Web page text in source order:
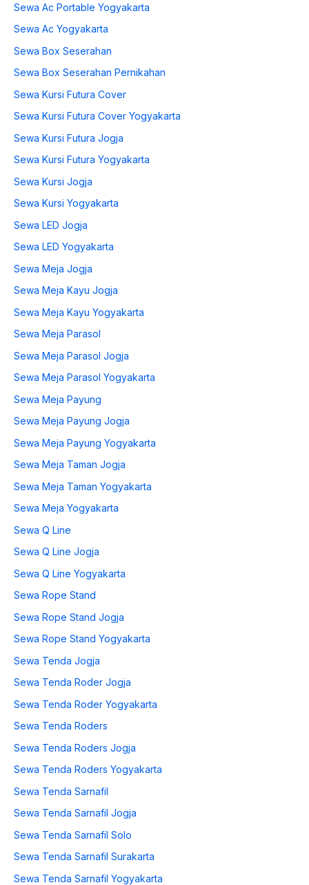
Sewa Ac Portable Yogyakarta
Sewa Ac Yogyakarta
Sewa Box Seserahan
Sewa Box Seserahan Pernikahan
Sewa Kursi Futura Cover
Sewa Kursi Futura Cover Yogyakarta
Sewa Kursi Futura Jogja
Sewa Kursi Futura Yogyakarta
Sewa Kursi Jogja
Sewa Kursi Yogyakarta
Sewa LED Jogja
Sewa LED Yogyakarta
Sewa Meja Jogja
Sewa Meja Kayu Jogja
Sewa Meja Kayu Yogyakarta
Sewa Meja Parasol
Sewa Meja Parasol Jogja
Sewa Meja Parasol Yogyakarta
Sewa Meja Payung
Sewa Meja Payung Jogja
Sewa Meja Payung Yogyakarta
Sewa Meja Taman Jogja
Sewa Meja Taman Yogyakarta
Sewa Meja Yogyakarta
Sewa Q Line
Sewa Q Line Jogja
Sewa Q Line Yogyakarta
Sewa Rope Stand
Sewa Rope Stand Jogja
Sewa Rope Stand Yogyakarta
Sewa Tenda Jogja
Sewa Tenda Roder Jogja
Sewa Tenda Roder Yogyakarta
Sewa Tenda Roders
Sewa Tenda Roders Jogja
Sewa Tenda Roders Yogyakarta
Sewa Tenda Sarnafil
Sewa Tenda Sarnafil Jogja
Sewa Tenda Sarnafil Solo
Sewa Tenda Sarnafil Surakarta
Sewa Tenda Sarnafil Yogyakarta